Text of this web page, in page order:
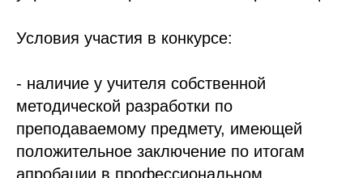
Условия участия в конкурсе:
- наличие у учителя собственной
методической разработки по
преподаваемому предмету, имеющей
положительное заключение по итогам
апробации в профессиональном